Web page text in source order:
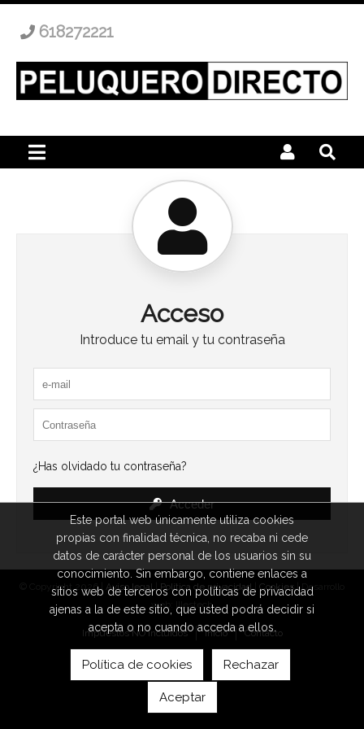
618272221
Acceso
Introduce tu email y tu contraseña
¿Has olvidado tu contraseña?
Acceder
© Copyright 2026 | Aviso legal|Política de privacidad| Cookies| Desarrollo
web: Illestech
Impuestos NO incluidos Inicio Contacto
Este portal web únicamente utiliza cookies
propias con finalidad técnica, no recaba ni cede
datos de carácter personal de los usuarios sin su
conocimiento. Sin embargo, contiene enlaces a
sitios web de terceros con políticas de privacidad
ajenas a la de este sitio, que usted podrá decidir si
acepta o no cuando acceda a ellos.
Política de cookies Rechazar
Aceptar